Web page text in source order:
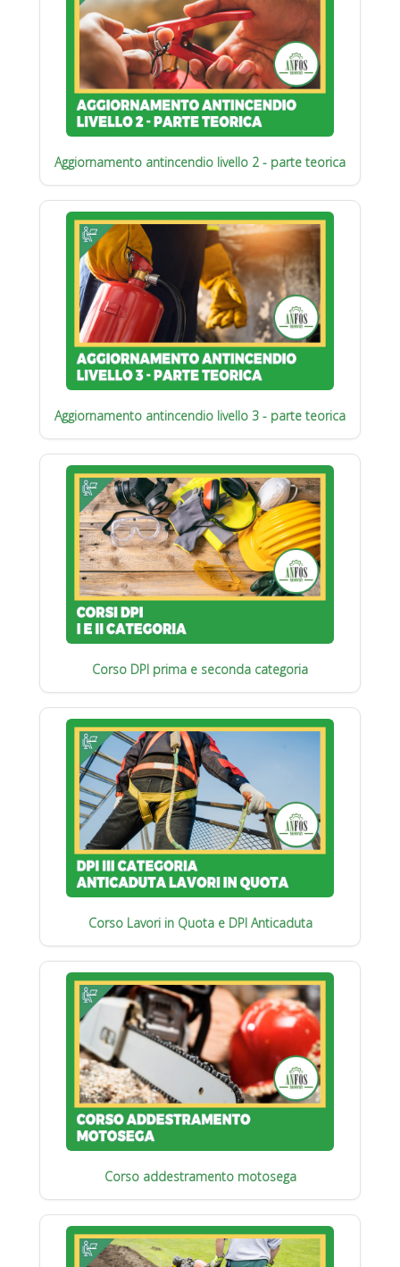
Aggiornamento antincendio livello 2 - parte teorica
Aggiornamento antincendio livello 3 - parte teorica
Corso DPI prima e seconda categoria
Corso Lavori in Quota e DPI Anticaduta
Corso addestramento motosega